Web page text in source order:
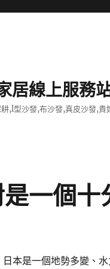
居線上服務
,l型沙發,布沙發,真皮沙發,貴
是一個
日本是一個地勢多變、